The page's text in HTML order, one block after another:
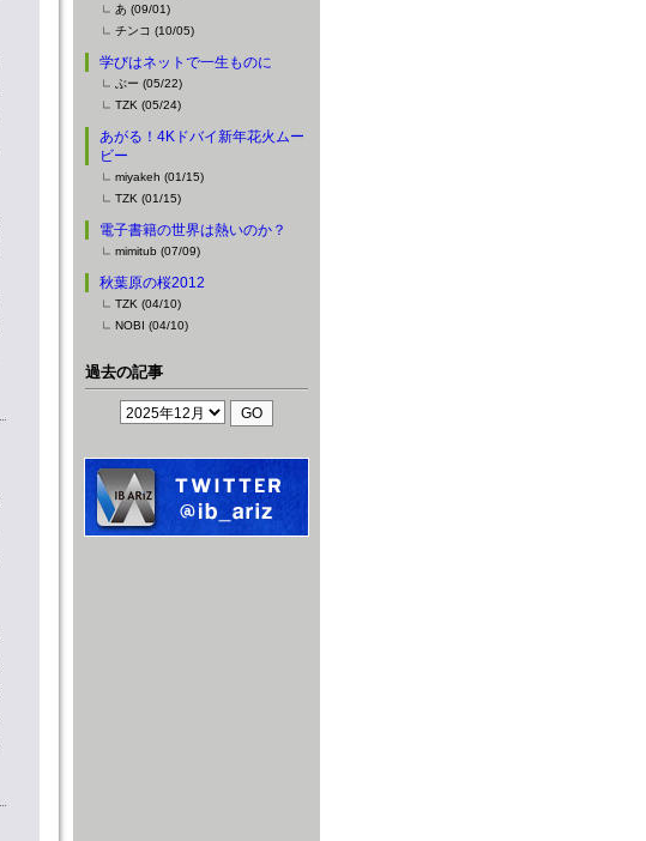
あ (09/01)
チンコ (10/05)
学びはネットで一生ものに
ぶー (05/22)
TZK (05/24)
あがる！4Kドバイ新年花火ムー
ビー
miyakeh (01/15)
TZK (01/15)
電子書籍の世界は熱いのか？
mimitub (07/09)
秋葉原の桜2012
TZK (04/10)
NOBI (04/10)
過去の記事